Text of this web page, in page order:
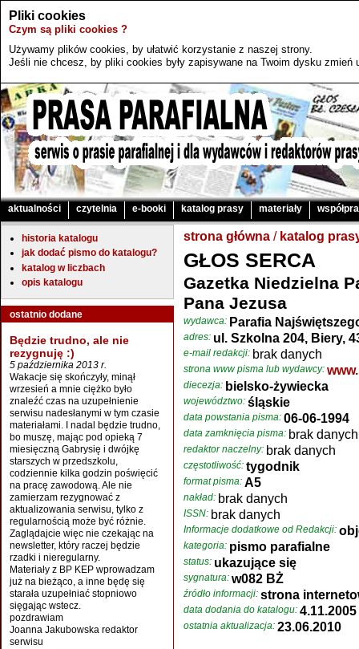
Pliki cookies
Czym są pliki cookies ?
Używamy plików cookies, by ułatwić korzystanie z naszej strony.
Jeśli nie chcesz, by pliki cookies były zapisywane na Twoim dysku zmień
aktualności czytelnia e-booki katalog prasy materiały
historia katalogu
jak dodać pismo do katalogu?
katalog w liczbach
opis katalogu
ostatnio dodane
Będzie trudno, ale nie
rezygnuję :)
5 października 2013 r.
Wakacje się skończyły, minął
wrzesień a mnie ciężko było
znaleźć czas na uzupełnienie
serwisu nadesłanymi w tym czasie
materiałami. I nadal będzie trudno,
bo muszę, mając pod opieką 7
miesięczną Gabrysię i dwójkę
starszych w przedszkolu,
codziennie kilka godzin poświęcić
na pracę zawodową. Ale nie
zamierzam rezygnować z
aktualizowania serwisu, tylko z
regularnością może być różnie.
Zaglądajcie więc nie czekając na
newsletter, który raczej będzie
rzadki i nieregularny.
Materiały z BP KEP wprowadzam
już na bieżąco, a inne będę się
starała uzupełniać stopniowo
sięgając wstecz.
pozdrawiam
Joanna Jakubowska redaktor
serwisu
strona główna / katalog
GŁOS SERCA
Gazetka Niedzielna
Pana Jezusa
wydawca: Parafia
adres: ul. Szkolna 204, Biery,
e-mail redakcji: brak danych
strona www pisma lub wydawcy:
diecezja: bielsko-żywiecka
województwo: śląskie
data powstania pisma: 06-06-1994
data zamknięcia pisma: brak danych
redaktor naczelny: brak danych
częstotliwość: tygodnik
format pisma: A5
nakład: brak danych
ISSN: brak danych
Informacje dodatkowe od Redakcji:
kategoria: pismo parafialne
status: ukazujące się
sygnatura: w082 BŻ
źródło informacji: strona
data dodania do katalogu: 4.11.2005
ostatnia aktualizacja: 23.06.2010